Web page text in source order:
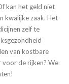
kan het geld niet
kwalijke zaak. Het
zelf te
van kostbare
voor de rijken? We